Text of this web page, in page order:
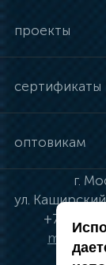
проекты
сертификаты
оптовикам
г.
ул.
+7 (495)